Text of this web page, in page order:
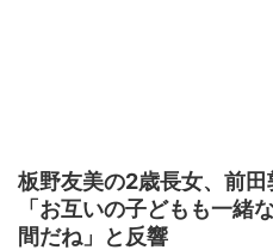
板野友美の2歳長女、前
「お互いの子どもも一緒
間だね」と反響